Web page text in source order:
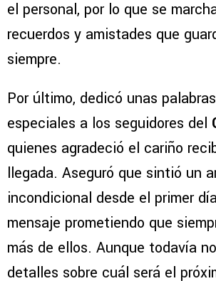
el personal, por lo que se
recuerdos y amistades que
siempre.
Por último, dedicó unas
especiales a los seguidores del
quienes agradeció el cariño
llegada. Aseguró que sintió un
incondicional desde el primer
mensaje prometiendo que
más de ellos. Aunque todavía
detalles sobre cuál será el